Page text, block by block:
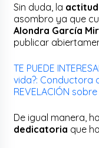
Sin duda, la actitud
asombro ya que
Alondra García
publicar
TE PUEDE
vida?: Conductora
REVELACIÓN
De igual manera,
dedicatoria que